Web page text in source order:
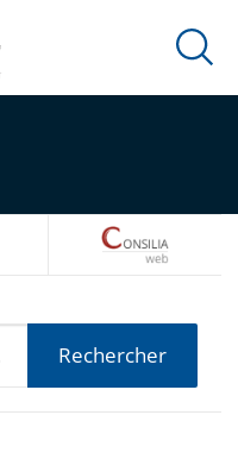
Ouvrir
Rechercher